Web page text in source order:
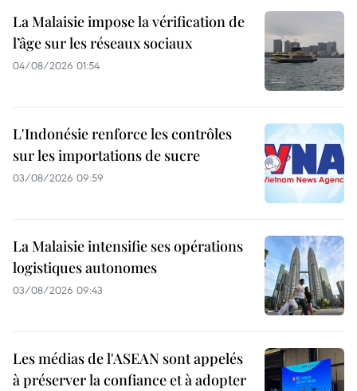
La Malaisie impose la vérification de
l’âge sur les réseaux sociaux
04/08/2026 01:54
L'Indonésie renforce les contrôles
sur les importations de sucre
03/08/2026 09:59
La Malaisie intensifie ses opérations
logistiques autonomes
03/08/2026 09:43
Les médias de l'ASEAN sont appelés
à préserver la confiance et à adopter